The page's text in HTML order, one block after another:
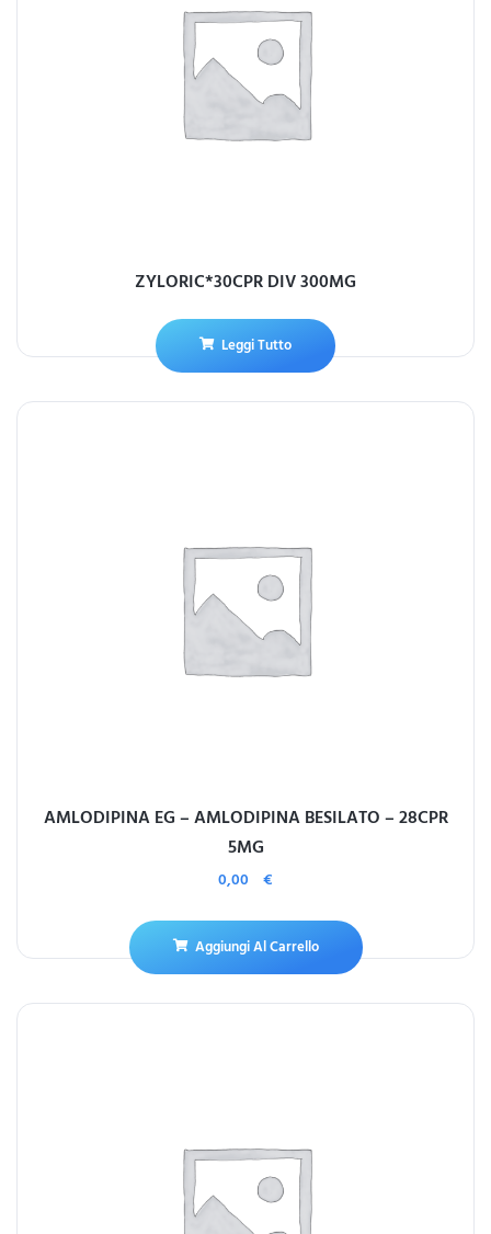
ZYLORIC*30CPR DIV 300MG
Leggi Tutto
AMLODIPINA EG – AMLODIPINA BESILATO – 28CPR
5MG
0,00 €
Aggiungi Al Carrello